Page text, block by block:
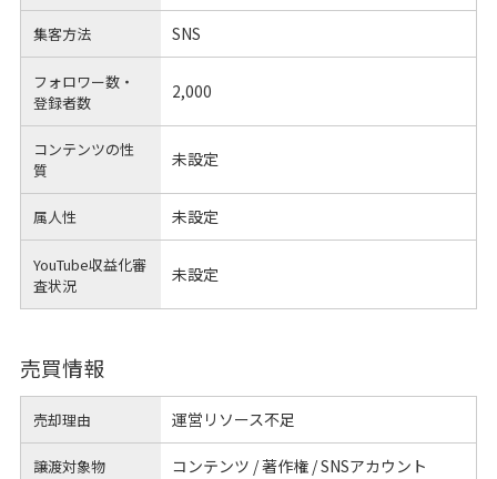
集客方法 SNS
フォロワー数・
登録者数
2,000
コンテンツの性
質
未設定
属人性 未設定
YouTube収益化審
査状況
未設定
売買情報
売却理由 運営リソース不足
譲渡対象物 コンテンツ / 著作権 / SNSアカウント